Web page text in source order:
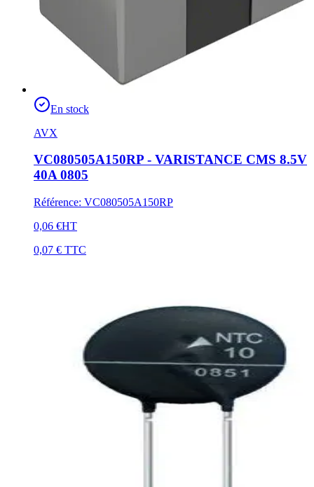
En stock
AVX
VC080505A150RP - VARISTANCE CMS 8.5V
40A 0805
Référence: VC080505A150RP
0,06 €HT
0,07 € TTC